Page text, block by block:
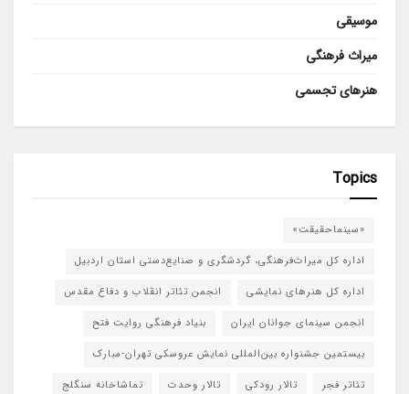
موسیقی
میراث فرهنگی
هنرهای تجسمی
Topics
«سینماحقیقت»
اداره کل میراث‌فرهنگی، گردشگری و صنایع‌دستی استان اردبیل
اداره کل هنرهای نمایشی
انجمن تئاتر انقلاب و دفاع مقدس
انجمن سینمای جوانان ایران
بنیاد فرهنگی روایت فتح
بیستمین جشنواره بین‌المللی نمایش عروسکی تهران-مبارک
تئاتر فجر
تالار رودکی تالار وحدت
تماشاخانه سنگلج